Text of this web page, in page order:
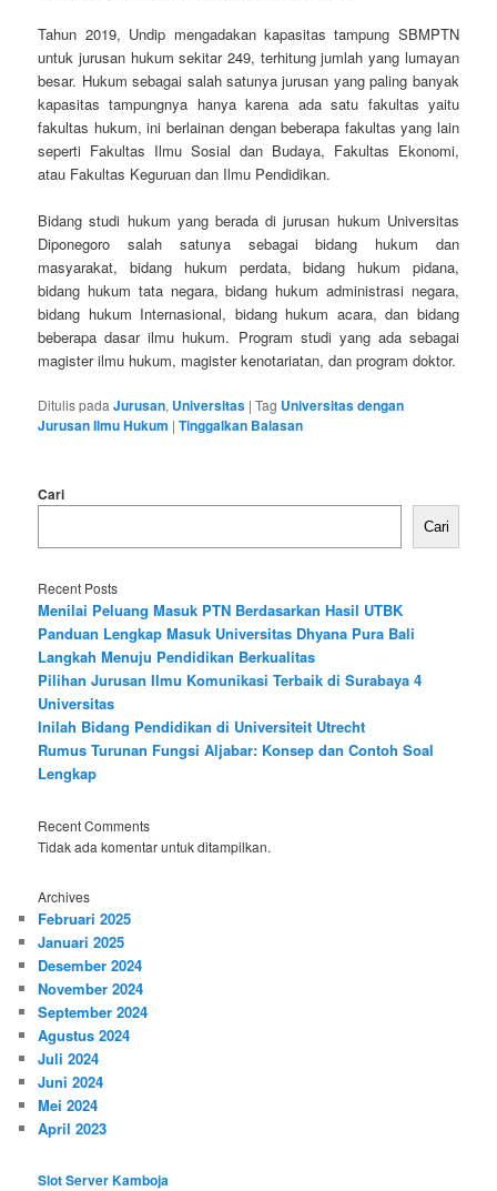
Tahun 2019, Undip mengadakan kapasitas tampung SBMPTN
untuk jurusan hukum sekitar 249, terhitung jumlah yang lumayan
besar. Hukum sebagai salah satunya jurusan yang paling banyak
kapasitas tampungnya hanya karena ada satu fakultas yaitu
fakultas hukum, ini berlainan dengan beberapa fakultas yang lain
seperti Fakultas Ilmu Sosial dan Budaya, Fakultas Ekonomi,
atau Fakultas Keguruan dan Ilmu Pendidikan.
Bidang studi hukum yang berada di jurusan hukum Universitas
Diponegoro salah satunya sebagai bidang hukum dan
masyarakat, bidang hukum perdata, bidang hukum pidana,
bidang hukum tata negara, bidang hukum administrasi negara,
bidang hukum Internasional, bidang hukum acara, dan bidang
beberapa dasar ilmu hukum. Program studi yang ada sebagai
magister ilmu hukum, magister kenotariatan, dan program doktor.
Ditulis padaJurusan, Universitas |Tag Universitas dengan
Jurusan Ilmu Hukum |Tinggalkan Balasan
Cari
Cari
Recent Posts
Menilai Peluang Masuk PTN Berdasarkan Hasil UTBK
Panduan Lengkap Masuk Universitas Dhyana Pura Bali
Langkah Menuju Pendidikan Berkualitas
Pilihan Jurusan Ilmu Komunikasi Terbaik di Surabaya 4
Universitas
Inilah Bidang Pendidikan di Universiteit Utrecht
Rumus Turunan Fungsi Aljabar: Konsep dan Contoh Soal
Lengkap
Recent Comments
Tidak ada komentar untuk ditampilkan.
Archives
Februari 2025
Januari 2025
Desember 2024
November 2024
September 2024
Agustus 2024
Juli 2024
Juni 2024
Mei 2024
April 2023
Slot Server Kamboja